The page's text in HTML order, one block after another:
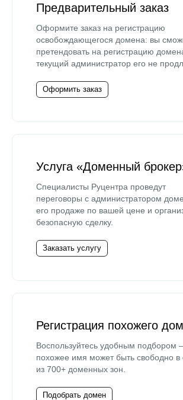
Предварительный заказ
Оформите заказ на регистрацию
освобождающегося домена: вы
претендовать на регистрацию
текущий администратор его не
Оформить заказ
Услуга «Доменный
Специалисты Руцентра проведут
переговоры с администратором
его продаже по вашей цене и
безопасную сделку.
Заказать услугу
Регистрация похожего
Воспользуйтесь удобным подбором
похожее имя может быть свободно в
из 700+ доменных зон.
Подобрать домен